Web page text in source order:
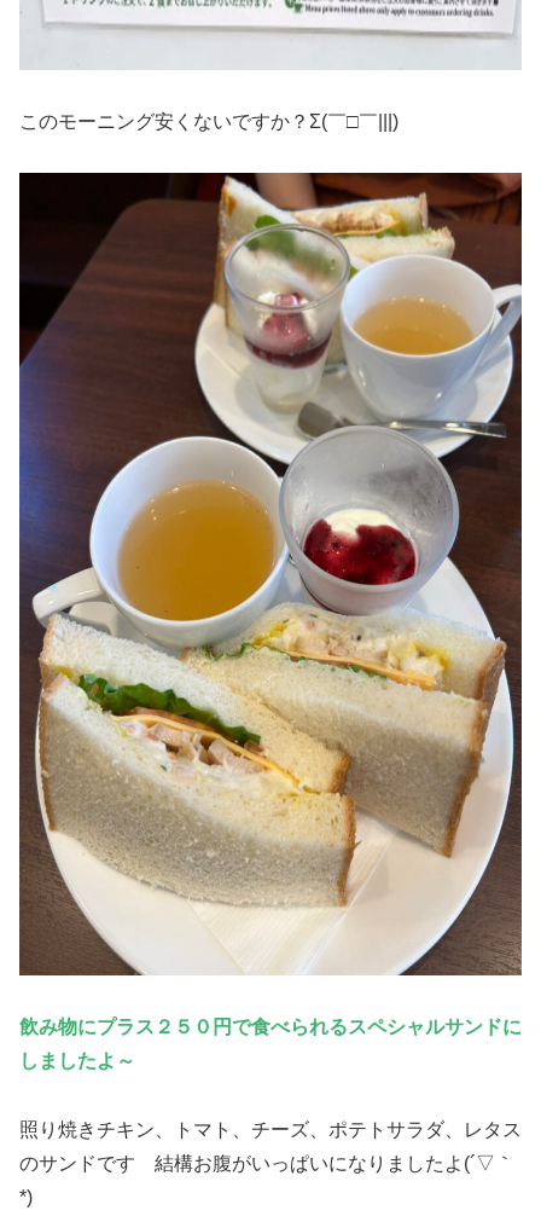
このモーニング安くないですか？Σ(￣□￣|||)
飲み物にプラス２５０円で食べられるスペシャルサンドに
しましたよ～
照り焼きチキン、トマト、チーズ、ポテトサラダ、レタス
のサンドです 結構お腹がいっぱいになりましたよ(´▽｀
*)